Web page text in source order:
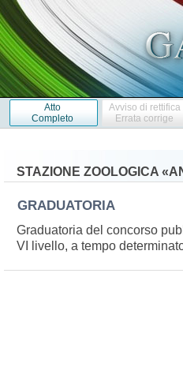
Atto
Completo
Avviso di rettifica
Errata corrige
STAZIONE ZOOLOGICA
GRADUATORIA
Graduatoria del concorso
VI livello, a tempo